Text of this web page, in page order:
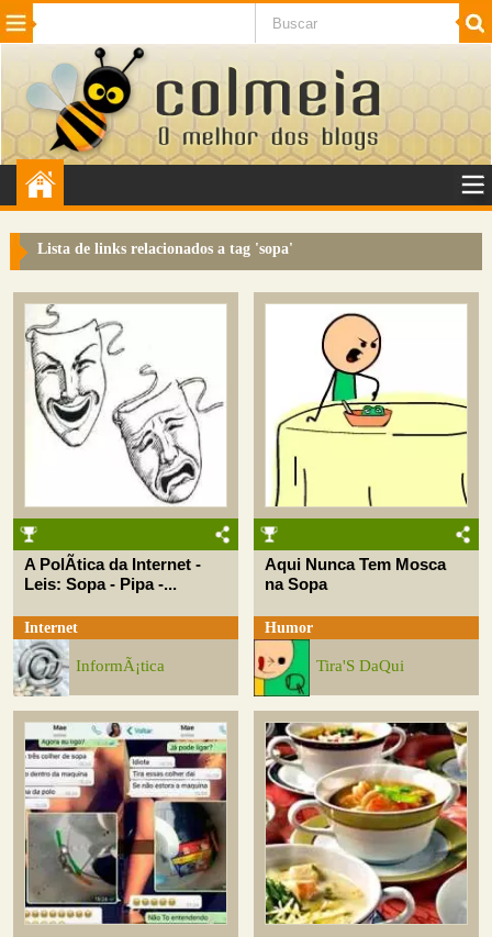
Beleza Cinema e TV
Internet Jogos NotÃ­cias SaÃºde
VeÃ­culos Adulto
Sugerir Link
Colmeia Exchange
Perguntas Frequentes
Sobre
Lista de links relacionados a tag 'sopa'
A PolÃ­tica da Internet -
Leis: Sopa - Pipa -...
Internet
InformÃ¡tica
Aqui Nunca Tem Mosca
na Sopa
Humor
Tira'S DaQui